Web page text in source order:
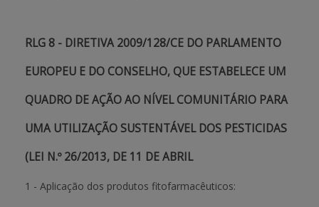
RLG 8 - DIRETIVA 2009/128/CE DO PARLAMENTO
EUROPEU E DO CONSELHO, QUE ESTABELECE UM
QUADRO DE AÇÃO AO NÍVEL COMUNITÁRIO PARA
UMA UTILIZAÇÃO SUSTENTÁVEL DOS PESTICIDAS
(LEI N.º 26/2013, DE 11 DE ABRIL
1 - Aplicação dos produtos fitofarmacêuticos: